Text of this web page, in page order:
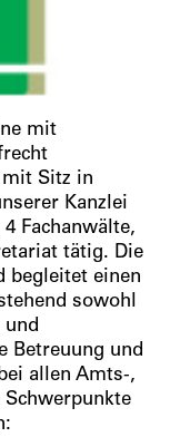
mit
mit Sitz in
Kanzlei
Fachanwälte,
tätig. Die
begleitet einen
sowohl
und
Betreuung und
allen Amts-,
Schwerpunkte